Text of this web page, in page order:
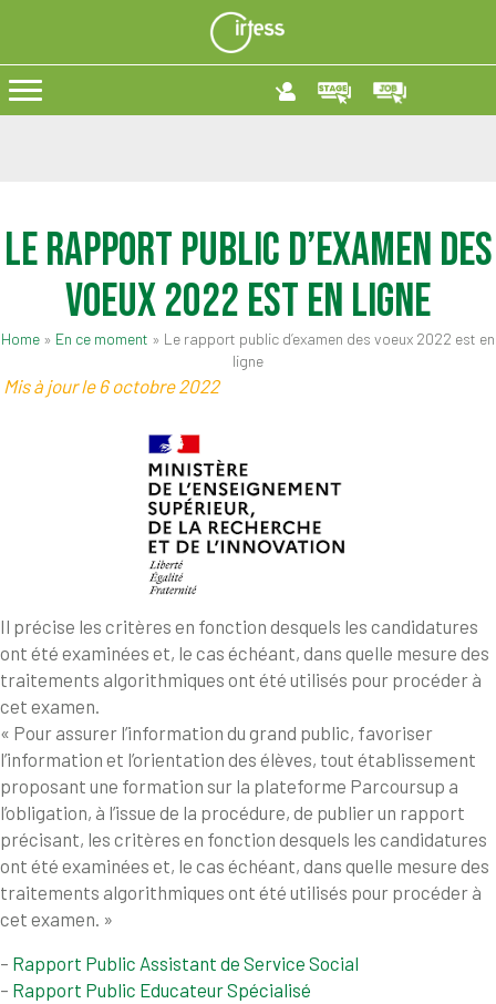
Le rapport public d’examen des
voeux 2022 est en ligne
Home » En ce moment » Le rapport public d’examen des voeux 2022 est en
ligne
Mis à jour le 6 octobre 2022
Il précise les critères en fonction desquels les candidatures
ont été examinées et, le cas échéant, dans quelle mesure des
traitements algorithmiques ont été utilisés pour procéder à
cet examen.
« Pour assurer l’information du grand public, favoriser
l’information et l’orientation des élèves, tout établissement
proposant une formation sur la plateforme Parcoursup a
l’obligation, à l’issue de la procédure, de publier un rapport
précisant, les critères en fonction desquels les candidatures
ont été examinées et, le cas échéant, dans quelle mesure des
traitements algorithmiques ont été utilisés pour procéder à
cet examen. »
– Rapport Public Assistant de Service Social
– Rapport Public Educateur Spécialisé